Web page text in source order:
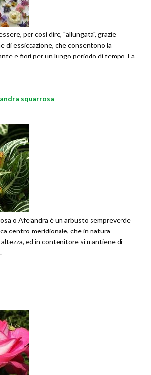
per così dire, "allungata", grazie
di essiccazione, che consentono la
e fiori per un lungo periodo di tempo. La
squarrosa
o Afelandra è un arbusto sempreverde
centro-meridionale, che in natura
ed in contenitore si mantiene di